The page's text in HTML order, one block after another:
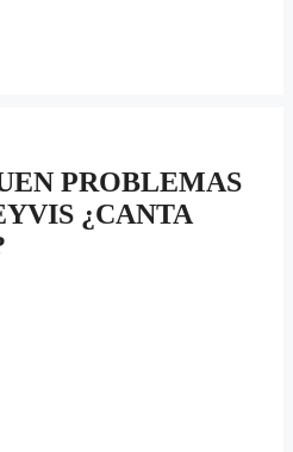
PROBLEMAS
¿CANTA